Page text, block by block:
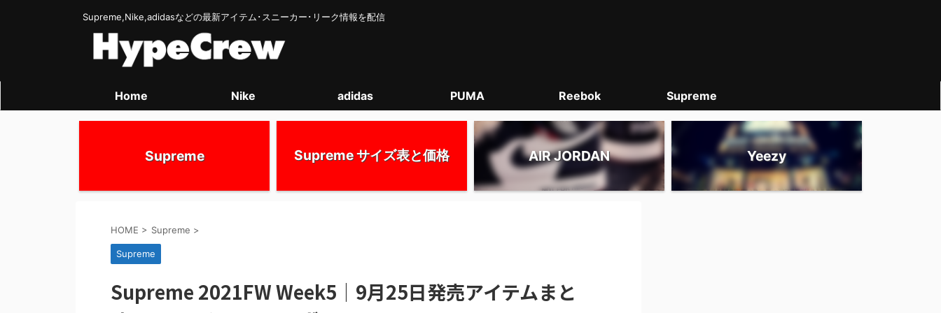
Supreme,Nike,adidasなどの最新アイテム･スニーカー･リーク情報を配信
Home Nike adidas PUMA Reebok Supreme
Supreme Supreme サイズ表と価格 AIR JORDAN Yeezy
HOME > Supreme >
Supreme
Supreme 2021FW Week5｜9月25日発売アイテムまと